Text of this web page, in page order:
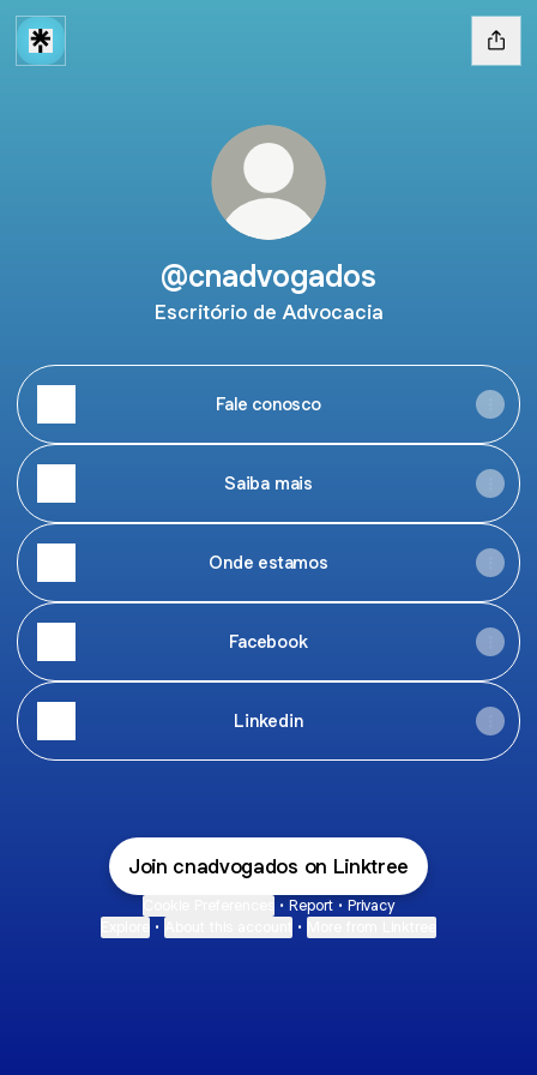
@cnadvogados
Escritório de Advocacia
Fale conosco
Saiba mais
Onde estamos
Facebook
Linkedin
Join cnadvogados on Linktree
• Report • Privacy
• •